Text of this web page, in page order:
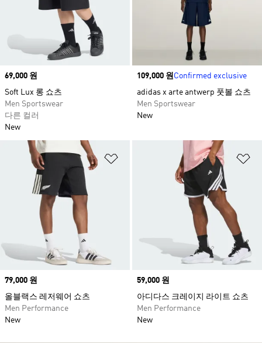
Price
69,000 원
Soft Lux 롱 쇼츠
Men Sportswear
다른 컬러
New
Price
109,000 원Confirmed exclusive
adidas x arte antwerp 풋볼 쇼츠
Men Sportswear
New
위시리스트 담기
Price
79,000 원
올블랙스 레저웨어 쇼츠
Men Performance
New
Price
59,000 원
아디다스 크레이지 라이트 쇼츠
Men Performance
New